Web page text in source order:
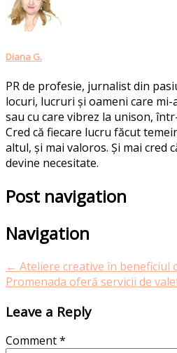
Diana G.
PR de profesie, jurnalist din
locuri, lucruri și oameni care
sau cu care vibrez la unison,
Cred că fiecare lucru făcut
altul, și mai valoros. Și mai cred
devine necesitate.
Post navigation
Navigation
← Ateliere creative în beneficiul
Promenada oferă servicii de
Leave a Reply
Comment*